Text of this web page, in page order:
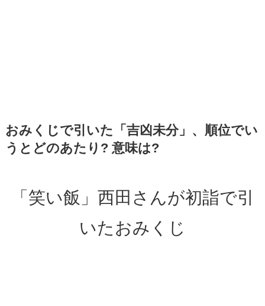
おみくじで引いた「吉凶未分」、順位でい
うとどのあたり? 意味は?
「笑い飯」西田さんが初詣で引
いたおみくじ